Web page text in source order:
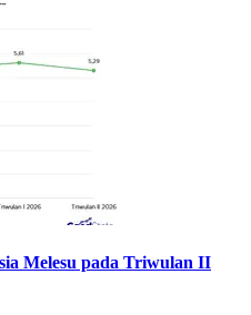
Melesu pada Triwulan II